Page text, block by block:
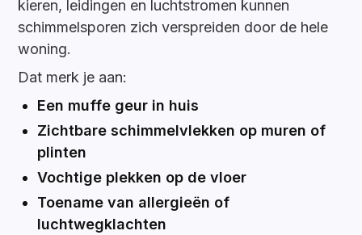
kieren, leidingen en luchtstromen kunnen
schimmelsporen zich verspreiden door de hele
woning.
Dat merk je aan:
Een muffe geur in huis
Zichtbare schimmelvlekken op muren of
plinten
Vochtige plekken op de vloer
Toename van allergieën of
luchtwegklachten